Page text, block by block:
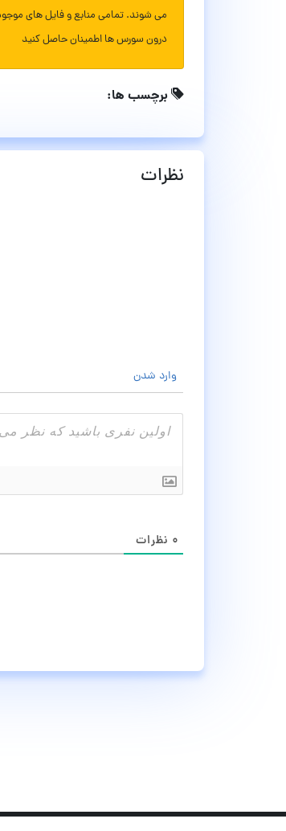
می شوند. تمامی منابع و فایل های
درون سورس ها اطمینان حاصل کنید
برچسب ها:
نظرات
وارد شدن
۰ نظرات